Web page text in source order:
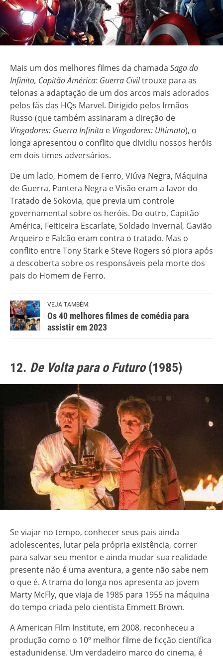
Mais um dos melhores filmes da chamada Saga do
Infinito, Capitão América: Guerra Civiltrouxe para as
telonas a adaptação de um dos arcos mais adorados
pelos fãs das HQs Marvel. Dirigido pelos Irmãos
Russo (que também assinaram a direção de
Vingadores: Guerra Infinita e Vingadores: Ultimato), o
longa apresentou o conflito que dividiu nossos heróis
em dois times adversários.
De um lado, Homem de Ferro, Viúva Negra, Máquina
de Guerra, Pantera Negra e Visão eram a favor do
Tratado de Sokovia, que previa um controle
governamental sobre os heróis. Do outro, Capitão
América, Feiticeira Escarlate, Soldado Invernal, Gavião
Arqueiro e Falcão eram contra o tratado. Mas o
conflito entre Tony Stark e Steve Rogers só piora após
a descoberta sobre os responsáveis pela morte dos
pais do Homem de Ferro.
VEJA TAMBÉM:
Os 40 melhores filmes de comédia para
assistir em 2023
12. De Volta para o Futuro(1985)
Se viajar no tempo, conhecer seus pais ainda
adolescentes, lutar pela própria existência, correr
para salvar seu mentor e ainda mudar sua realidade
presente não é uma aventura, a gente não sabe nem
o que é. A trama do longa nos apresenta ao jovem
Marty McFly, que viaja de 1985 para 1955 na máquina
do tempo criada pelo cientista Emmett Brown.
A American Film Institute, em 2008, reconheceu a
produção como o 10º melhor filme de ficção científica
estadunidense. Um verdadeiro marco do cinema, é